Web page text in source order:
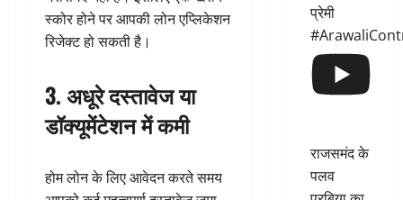
स्कोर होने पर आपकी लोन एप्लिकेशन
रिजेक्ट हो सकती है।
3. अधूरे दस्तावेज या
डॉक्यूमेंटेशन में कमी
होम लोन के लिए आवेदन करते समय
प्रेमी
राजसमंद के
पलव